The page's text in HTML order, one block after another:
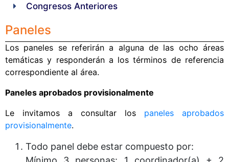
Congresos Anteriores
Paneles
Los paneles se referirán a alguna de las ocho áreas
temáticas y responderán a los términos de referencia
correspondiente al área.
Paneles aprobados provisionalmente
Le invitamos a consultar los paneles aprobados
provisionalmente.
Todo panel debe estar compuesto por: